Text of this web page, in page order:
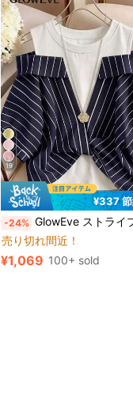
19
¥337
-24% GlowEve ストライプ 2 in 1 シャツ バケーションアウトフ
売り切れ間近！
¥1,069 100+ sold